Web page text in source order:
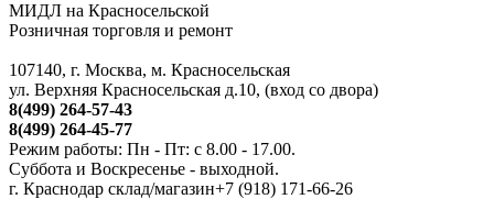
МИДЛ на Красносельской
Розничная торговля и ремонт
107140, г. Москва, м. Красносельская
ул. Верхняя Красносельская д.10, (вход со двора)
8(499) 264-57-43
8(499) 264-45-77
Режим работы: Пн - Пт: с 8.00 - 17.00.
Суббота и Воскресенье - выходной.
г. Краснодар склад/магазин+7 (918) 171-66-26